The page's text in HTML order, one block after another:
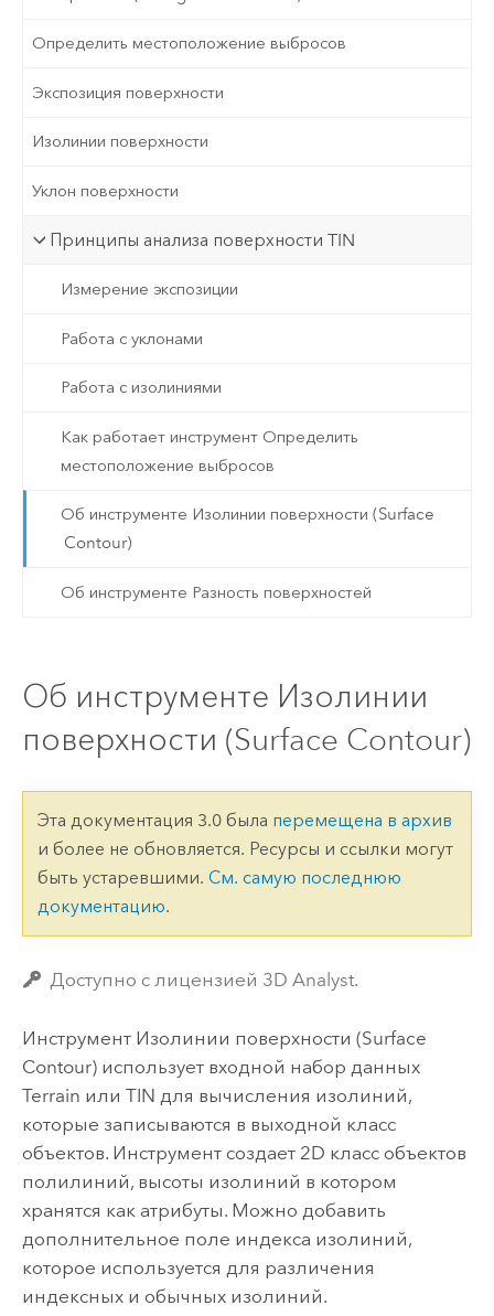
Определить местоположение выбросов
Экспозиция поверхности
Изолинии поверхности
Уклон поверхности
Принципы анализа поверхности TIN
Измерение экспозиции
Работа с уклонами
Работа с изолиниями
Как работает инструмент Определить
местоположение выбросов
Об инструменте Изолинии поверхности (Surface
Contour)
Об инструменте Разность поверхностей
Об инструменте Изолинии
поверхности (Surface Contour)
Эта документация 3.0 была перемещена в архив
и более не обновляется. Ресурсы и ссылки могут
быть устаревшими. См. самую последнюю
документацию.
Доступно с лицензией 3D Analyst.
Инструмент Изолинии поверхности (Surface
Contour)использует входной набор данных
Terrain или TIN для вычисления изолиний,
которые записываются в выходной класс
объектов. Инструмент создает 2D класс объектов
полилиний, высоты изолиний в котором
хранятся как атрибуты. Можно добавить
дополнительное поле индекса изолиний,
которое используется для различения
индексных и обычных изолиний.